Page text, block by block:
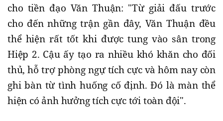
cho tiền đạo Văn Thuận: "Từ giải đấu trước
cho đến những trận gần đây, Văn Thuận đều
thể hiện rất tốt khi được tung vào sân trong
Hiệp 2. Cậu ấy tạo ra nhiều khó khăn cho đối
thủ, hỗ trợ phòng ngự tích cực và hôm nay còn
ghi bàn từ tình huống cố định. Đó là màn thể
hiện có ảnh hưởng tích cực tới toàn đội".